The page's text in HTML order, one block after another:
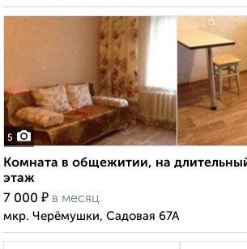
5
Комната в общежитии, на
этаж
7 000 ₽ в месяц
мкр. Черёмушки, Садовая 67А